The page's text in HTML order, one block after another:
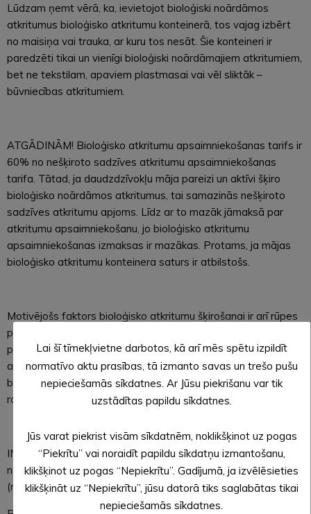
Lūdzam ņemt vērā, ka, ievietojot bioloģiski noārdāmos
atkritumus bioloģisko atkritumu konteinerā, tos vajag izbērt
no maisiņa vai trauka, ar kuru tos nesāt. Šie konteineri ir
paredzēti tikai un vienīgi bioloģiski noārdāmajiem atkritumiem,
bet ne tekstilam, apaviem plastmasai vai vēl sliktāk –
būvniecības atkritumiem.
ATGĀDINĀM! Bioloģisko atkritumu apsaimniekošanas tarifs ir
60% no nešķiroto sadzīves atkritumu apsaimniekošanas
tarifa. Tātad, ja daudzdzīvokļu māja pareizi un aktīvi šķiro
bioloģisko noārdāmos atkritumus, tai samazinās nešķiroto
sadzīves atkritumu apjoms. Līdz ar to mazāk jāmaksā par
atkritumu apsaimniekošanu, jo bioloģisko atkritumu
apsaimniekošanas izmaksas ir mazākas. Protams, ja mājas
bioloģisko atkritumu konteinera saturs ir atbilstošs.
Motivējošs faktors bioloģisko atkritumu šķirošanai ir arī rūpes
par vidi. Nošķirojot bioloģiskos atkritumus, samazinās
poligonā noglabājamo atkritumu apjoms, bet bioloģiskie
atkritumi tiek pārvērsti noderīgos resursos, piemēram,
biogāzē, ko izmanto elektroenerģijas un siltumenerģijas
ražošanai.
INDIVIDUĀLĀM DZĪVOJAMĀM MĀJĀM. Individuālām mājām
novada teritorijā bioloģiskos atkritumus ir atļauts kompostēt
(mājkompostēšana).
Lai šī tīmekļvietne darbotos, kā arī mēs spētu izpildīt
normatīvo aktu prasības, tā izmanto savas un trešo pušu
nepieciešamās sīkdatnes. Ar Jūsu piekrišanu var tik
uzstādītas papildu sīkdatnes.
Jūs varat piekrist visām sīkdatnēm, noklikšķinot uz pogas
“Piekrītu” vai noraidīt papildu sīkdatņu izmantošanu,
klikšķinot uz pogas “Nepiekrītu”. Gadījumā, ja izvēlēsieties
klikšķināt uz “Nepiekrītu”, jūsu datorā tiks saglabātas tikai
nepieciešamās sīkdatnes.